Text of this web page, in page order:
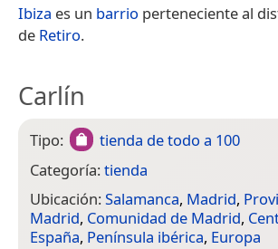
Ibiza es un barrio perteneciente al
de Retiro.
Carlín
Tipo:
tienda de todo a 100
Categoría:tienda
Ubicación:Salamanca, Madrid,
Madrid, Comunidad de Madrid,
España, Península ibérica, Europa